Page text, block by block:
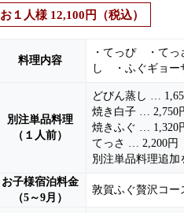
お１人様 12,100円（税込）
料理内容
・てっぴ ・て
し ・ふぐギョ
別注単品料理
（１人前）
どびん蒸し …
焼き白子 … 2,750
焼きふぐ … 1,320
てっさ … 2,200円
別注単品料理追加
お子様宿泊料金
（5～9月）
敦賀ふぐ贅沢コ